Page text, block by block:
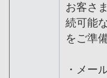
お客さ
続可能
をご準
・メー